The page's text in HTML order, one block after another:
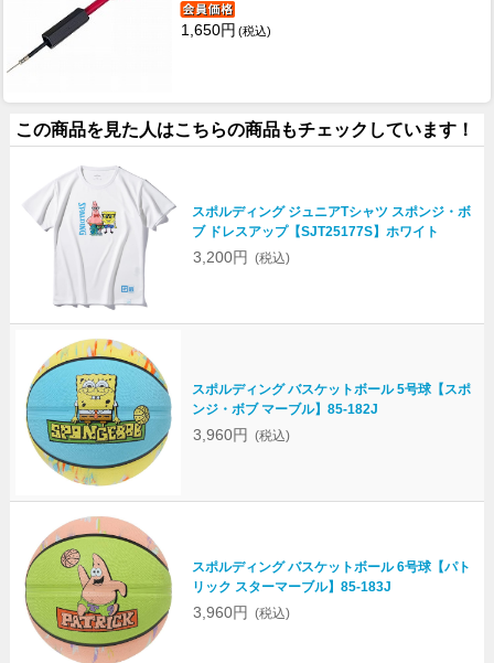
1,650円 (税込)
この商品を見た人はこちらの商品もチェックしています！
スポルディング ジュニアTシャツ スポンジ・ボ
ブ ドレスアップ【SJT25177S】ホワイト
3,200円 (税込)
スポルディング バスケットボール 5号球【スポ
ンジ・ボブ マーブル】85-182J
3,960円 (税込)
スポルディング バスケットボール 6号球【パト
リック スターマーブル】85-183J
3,960円 (税込)